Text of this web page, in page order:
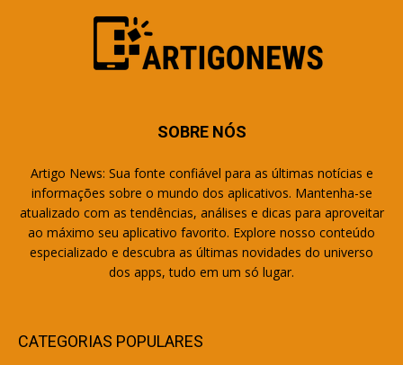
SOBRE NÓS
Artigo News: Sua fonte confiável para as últimas notícias e
informações sobre o mundo dos aplicativos. Mantenha-se
atualizado com as tendências, análises e dicas para aproveitar
ao máximo seu aplicativo favorito. Explore nosso conteúdo
especializado e descubra as últimas novidades do universo
dos apps, tudo em um só lugar.
CATEGORIAS POPULARES